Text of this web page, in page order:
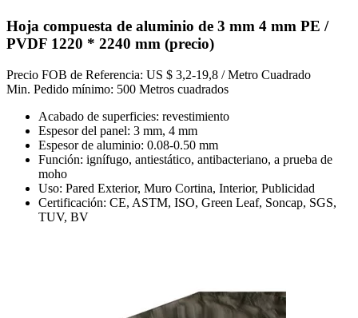
Hoja compuesta de aluminio de 3 mm 4 mm PE /
PVDF 1220 * 2240 mm (precio)
Precio FOB de Referencia: US $ 3,2-19,8 / Metro Cuadrado
Min. Pedido mínimo: 500 Metros cuadrados
Acabado de superficies: revestimiento
Espesor del panel: 3 mm, 4 mm
Espesor de aluminio: 0.08-0.50 mm
Función: ignífugo, antiestático, antibacteriano, a prueba de
moho
Uso: Pared Exterior, Muro Cortina, Interior, Publicidad
Certificación: CE, ASTM, ISO, Green Leaf, Soncap, SGS,
TUV, BV